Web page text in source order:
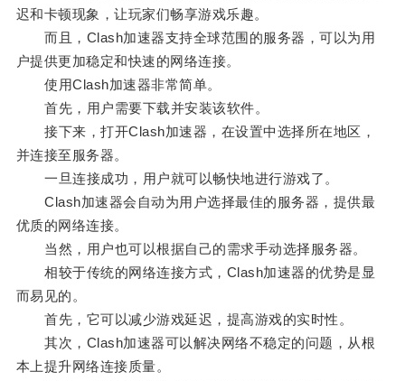
迟和卡顿现象，让玩家们畅享游戏乐趣。
而且，Clash加速器支持全球范围的服务器，可以为用
户提供更加稳定和快速的网络连接。
使用Clash加速器非常简单。
首先，用户需要下载并安装该软件。
接下来，打开Clash加速器，在设置中选择所在地区，
并连接至服务器。
一旦连接成功，用户就可以畅快地进行游戏了。
Clash加速器会自动为用户选择最佳的服务器，提供最
优质的网络连接。
当然，用户也可以根据自己的需求手动选择服务器。
相较于传统的网络连接方式，Clash加速器的优势是显
而易见的。
首先，它可以减少游戏延迟，提高游戏的实时性。
其次，Clash加速器可以解决网络不稳定的问题，从根
本上提升网络连接质量。